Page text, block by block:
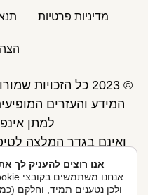
מדיניות פרטיות
© 2023 כל
המידע והעזרים
למתן
ואינם בגדר המלצה
באתר כפוף לתנאי
הגולש
אנו רוצים להעניק לך
ולכן נטענים תמיד, וחלקם